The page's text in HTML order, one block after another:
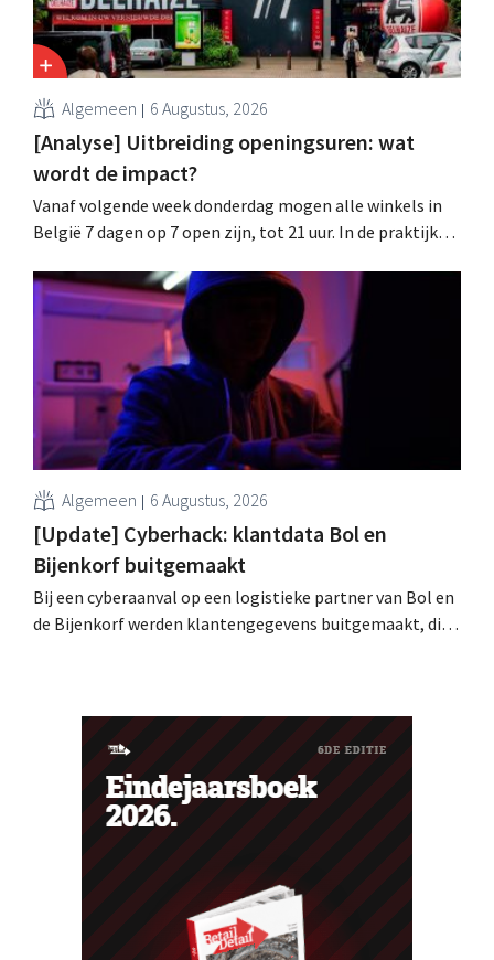
Algemeen 6 Augustus, 2026
[Analyse] Uitbreiding openingsuren: wat
wordt de impact?
Vanaf volgende week donderdag mogen alle winkels in
België 7 dagen op 7 open zijn, tot 21 uur. In de praktijk
arbeidswetgeving een hinderpaal. Is er een gelijk
speelveld?
Algemeen 6 Augustus, 2026
[Update] Cyberhack: klantdata Bol en
Bijenkorf buitgemaakt
Bij een cyberaanval op een logistieke partner van Bol en
de Bijenkorf werden klantengegevens buitgemaakt, die